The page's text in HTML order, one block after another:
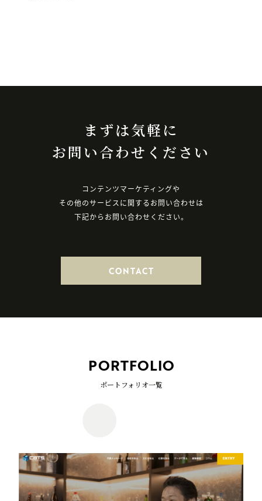
まずは気軽に
お問い合わせください
コンテンツマーケティングや
その他のサービスに関するお問い合わせは
下記からお問い合わせください。
CONTACT
PORTFOLIO
ポートフォリオ一覧